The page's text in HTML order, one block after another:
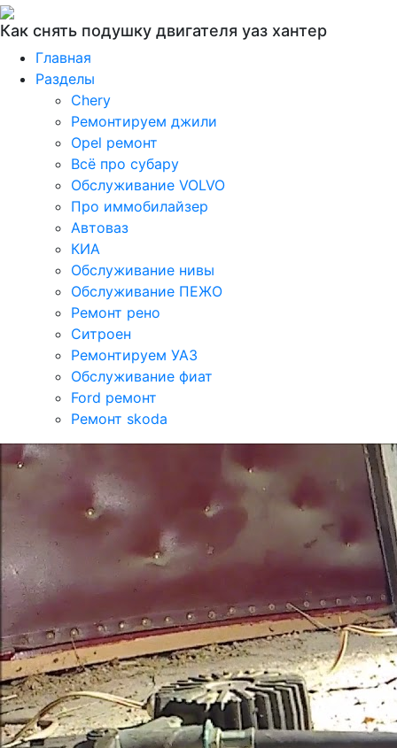
Как снять подушку двигателя уаз хантер
Главная
Разделы
Chery
Ремонтируем джили
Opel ремонт
Всё про субару
Обслуживание VOLVO
Про иммобилайзер
Автоваз
КИА
Обслуживание нивы
Обслуживание ПЕЖО
Ремонт рено
Ситроен
Ремонтируем УАЗ
Обслуживание фиат
Ford ремонт
Ремонт skoda